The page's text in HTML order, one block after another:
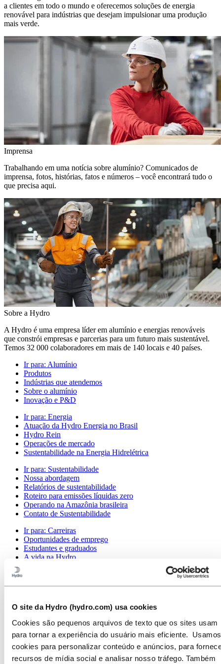
O site da Hydro (hydro.com) usa cookies
Cookies são pequenos arquivos de texto que os sites usam
para tornar a experiência do usuário mais eficiente. Usamos
cookies para personalizar conteúdo e anúncios, para
recursos de mídia social e analisar nosso tráfego. Também
a clientes em todo o mundo e oferecemos soluções de energia
renovável para indústrias que desejam impulsionar uma produção
mais verde.
Imprensa
Trabalhando em uma notícia sobre alumínio? Comunicados de
imprensa, fotos, histórias, fatos e números – você encontrará tudo o
que precisa aqui.
Sobre a Hydro
A Hydro é uma empresa líder em alumínio e energias renováveis
que constrói empresas e parcerias para um futuro mais sustentável.
Temos 32 000 colaboradores em mais de 140 locais e 40 países.
Ir para: Alumínio
Produtos
Indústrias que atendemos
Sobre o alumínio
Inovação e P&D
Ir para: Energia
Atuação da Hydro Energia no Brasil
Hydro Rein
Operações de mercado
Sustentabilidade na Energia Hidrelétrica
Ir para: Sustentabilidade
Nossa abordagem
Relatórios de sustentabilidade
Roteiro para emissões líquidas zero
Operando na Amazônia brasileira
Contato de Sustentabilidade
Ir para: Carreiras
Oportunidades de emprego
Estudantes e graduados
A vida na Hydro
Jornada de recrutamento
Ir para:Investidores
Contatos de investidores
Ir para:Imprensa
Contatos de meios de comunicação
Notícias
Visão geral da Hydro